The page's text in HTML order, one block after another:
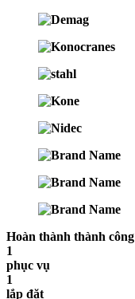
Hoàn thành thành công
1
phục vụ
1
lắp đặt